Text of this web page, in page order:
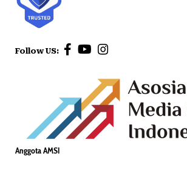
Follow US:
Anggota AMSI